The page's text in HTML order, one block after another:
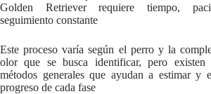
Golden Retriever requiere tiempo,
seguimiento constante
Este proceso varía según el perro y la
olor que se busca identificar, pero existen
métodos generales que ayudan a estimar y
progreso de cada fase